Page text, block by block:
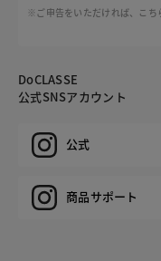
※ご申告をいただければ、こち
DoCLASSE
公式SNSアカウント
公式
商品サポート